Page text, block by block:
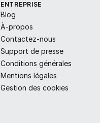
ENTREPRISE
Blog
À-propos
Contactez-nous
Support de presse
Conditions générales
Mentions légales
Gestion des cookies